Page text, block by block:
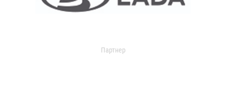
Партнер